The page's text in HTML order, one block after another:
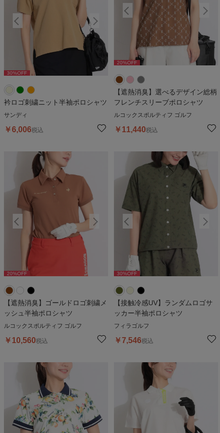
30%OFF
衿ロゴ刺繍ニット半袖ポロシャツ
サンディ
￥6,006税込
20%OFF
【遮熱消臭】選べるデザイン総柄
フレンチスリーブポロシャツ
ルコックスポルティフ ゴルフ
￥ 11,440税込
20%OFF %OFF
【遮熱消臭】ゴールドロゴ刺繍メ
ッシュ半袖ポロシャツ
ルコックスポルティフ ゴルフ
￥ 10,560税込
30%OFF 30%OFF
【接触冷感UV】ランダムロゴサ
ッカー半袖ポロシャツ
フィラゴルフ
￥7,546税込